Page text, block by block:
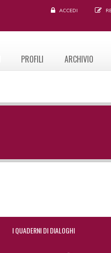
ACCEDI
PROFILI ARCHIVIO
IQUADERNI DI DIALOGHI